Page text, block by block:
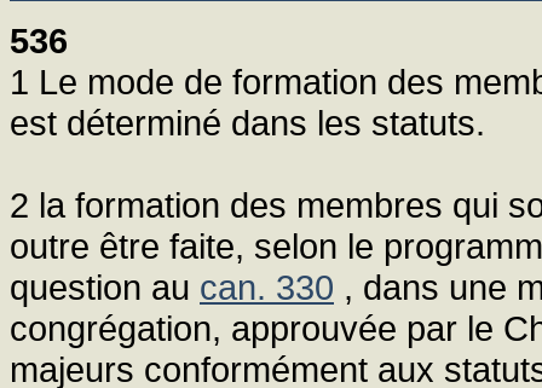
536
1 Le mode de formation des
est déterminé dans les statuts.
2 la formation des membres qui
outre être faite, selon le
question au can. 330 , dans une
congrégation, approuvée par le
majeurs conformément aux